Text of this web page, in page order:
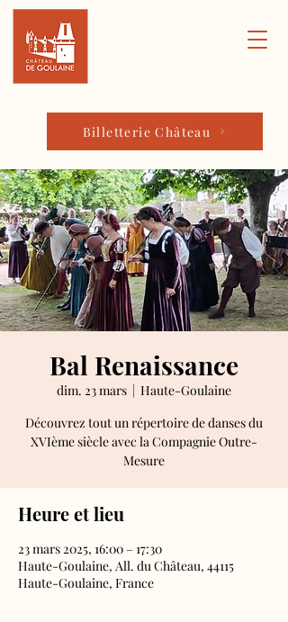
Billetterie Château
Bal Renaissance
dim. 23 mars
  |
Haute-Goulaine
Découvrez tout un répertoire de danses du
XVIème siècle avec la Compagnie Outre-
Mesure
Heure et lieu
23 mars 2025, 16:00 – 17:30
Haute-Goulaine, All. du Château, 44115
Haute-Goulaine, France